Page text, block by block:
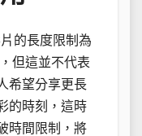
的長度限制為
但這並不代表
希望分享更長
的時刻，這時
時間限制，將